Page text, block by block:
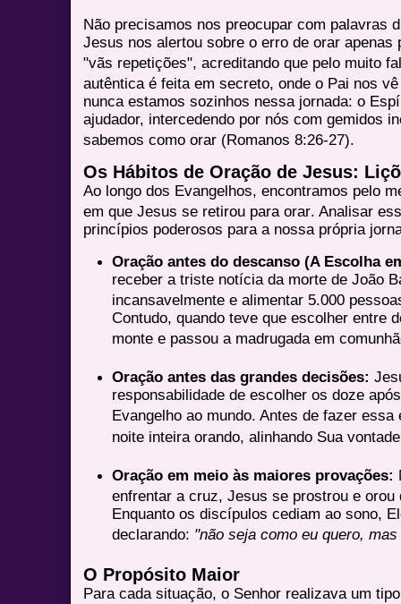
Não precisamos nos preocupar com palavras
Jesus nos alertou sobre o erro de orar
"vãs repetições", acreditando que pelo muito
autêntica é feita em secreto, onde o Pai nos
nunca estamos sozinhos nessa jornada: o
ajudador, intercedendo por nós com gemidos
sabemos como orar (Romanos 8:26-27).
Os Hábitos de Oração de Jesus:
Ao longo dos Evangelhos, encontramos pelo
em que Jesus se retirou para orar. Analisar
princípios poderosos para a nossa própria
Oração antes do descanso (A Escolha
receber a triste notícia da morte de João
incansavelmente e alimentar 5.000
Contudo, quando teve que escolher entre
monte e passou a madrugada em
Oração antes das grandes decisões:
responsabilidade de escolher os doze
Evangelho ao mundo. Antes de fazer
noite inteira orando, alinhando Sua
Oração em meio às maiores provações:
enfrentar a cruz, Jesus se prostrou e orou
Enquanto os discípulos cediam ao sono,
declarando: "não seja como eu quero,
O Propósito Maior
Para cada situação, o Senhor realizava um